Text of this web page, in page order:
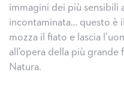
immagini dei più sensibili
incontaminata… questo è
mozza il fiato e lascia
all’opera della più
Natura.